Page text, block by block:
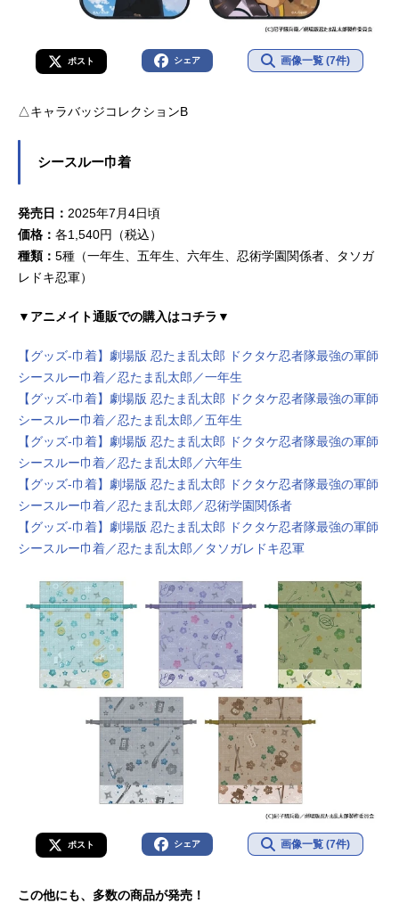
ポスト シェア 画像一覧 (7件)
△キャラバッジコレクションB
シースルー巾着
発売日： 2025年7月4日頃
価格： 各1,540円（税込）
種類： 5種（一年生、五年生、六年生、忍術学園関係者、タソガ
レドキ忍軍）
▼アニメイト通販での購入はコチラ▼
【グッズ-巾着】劇場版 忍たま乱太郎 ドクタケ忍者隊最強の軍師
シースルー巾着／忍たま乱太郎／一年生
【グッズ-巾着】劇場版 忍たま乱太郎 ドクタケ忍者隊最強の軍師
シースルー巾着／忍たま乱太郎／五年生
【グッズ-巾着】劇場版 忍たま乱太郎 ドクタケ忍者隊最強の軍師
シースルー巾着／忍たま乱太郎／六年生
【グッズ-巾着】劇場版 忍たま乱太郎 ドクタケ忍者隊最強の軍師
シースルー巾着／忍たま乱太郎／忍術学園関係者
【グッズ-巾着】劇場版 忍たま乱太郎 ドクタケ忍者隊最強の軍師
シースルー巾着／忍たま乱太郎／タソガレドキ忍軍
ポスト シェア 画像一覧 (7件)
この他にも、多数の商品が発売！